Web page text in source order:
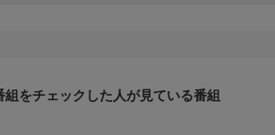
組をチェックした人が見ている番組